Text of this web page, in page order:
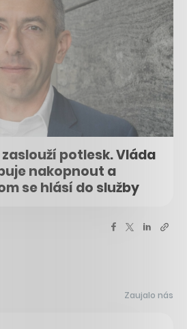
potlesk. Vláda
nakopnout a
se hlásí do služby
Zaujalo nás